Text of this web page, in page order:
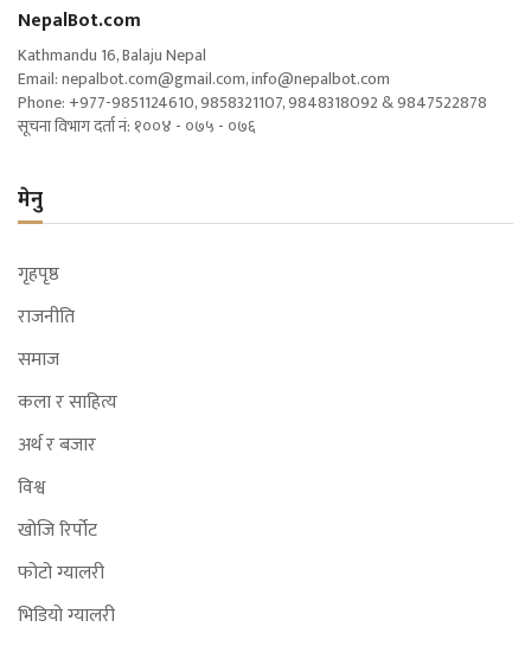
NepalBot.com
Kathmandu 16, Balaju Nepal
Email:nepalbot.com@gmail.com,info@nepalbot.com
Phone: +977-9851124610, 9858321107, 9848318092 & 9847522878
सूचना विभाग दर्ता नं: १००४ - ०७५ - ०७६
मेनु
गृहपृष्ठ
राजनीति
समाज
कला र साहित्य
अर्थ र बजार
विश्व
खोजि रिर्पोट
फोटो ग्यालरी
भिडियो ग्यालरी